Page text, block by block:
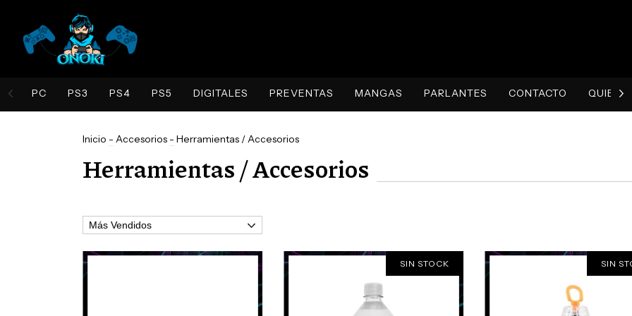
PC PS3 PS4 PS5 DIGITALES PREVENTAS MANGAS PARLANTES CONTACTO
Inicio - Accesorios - Herramientas / Accesorios
Herramientas / Accesorios
SIN STOCK SIN